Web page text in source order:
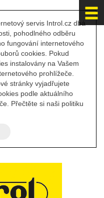
servis Introl.cz dbá
pohodlného odběru
fungování internetového
cookies. Pokud
instalovány na Vašem
prohlížeče.
stránky vyjadřujete
podle aktuálního
Přečtěte si naši politiku